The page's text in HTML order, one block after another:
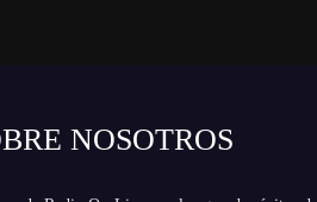
NOSOTROS